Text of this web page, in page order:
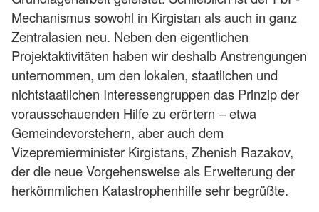
Mechanismus sowohl in Kirgistan als auch in ganz
Zentralasien neu. Neben den eigentlichen
Projektaktivitäten haben wir deshalb Anstrengungen
unternommen, um den lokalen, staatlichen und
nichtstaatlichen Interessengruppen das Prinzip der
vorausschauenden Hilfe zu erörtern – etwa
Gemeindevorstehern, aber auch dem
Vizepremierminister Kirgistans, Zhenish Razakov,
der die neue Vorgehensweise als Erweiterung der
herkömmlichen Katastrophenhilfe sehr begrüßte.